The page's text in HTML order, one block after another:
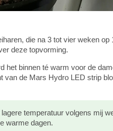
die na 3 tot vier weken op
deze topvorming.
het binnen té warm voor de
van de Mars Hydro LED strip
temperatuur volgens mij
warme dagen.